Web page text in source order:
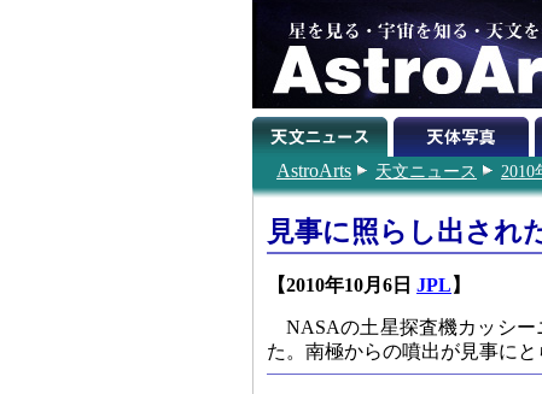
AstroArts 天文ニュース 2010
見事に照らし出され
【2010年10月6日 JPL 】
NASAの土星探査機カッシ
た。南極からの噴出が見事にと